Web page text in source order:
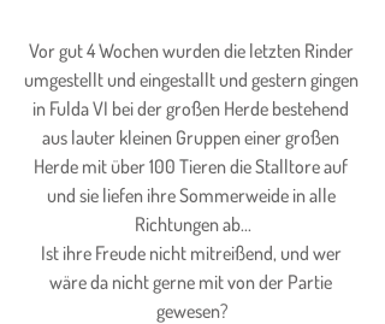
Vor gut 4 Wochen wurden die letzten Rinder
umgestellt und eingestallt und gestern gingen
in Fulda VI bei der großen Herde bestehend
aus lauter kleinen Gruppen einer großen
Herde mit über 100 Tieren die Stalltore auf
und sie liefen ihre Sommerweide in alle
Richtungen ab...
Ist ihre Freude nicht mitreißend, und wer
wäre da nicht gerne mit von der Partie
gewesen?